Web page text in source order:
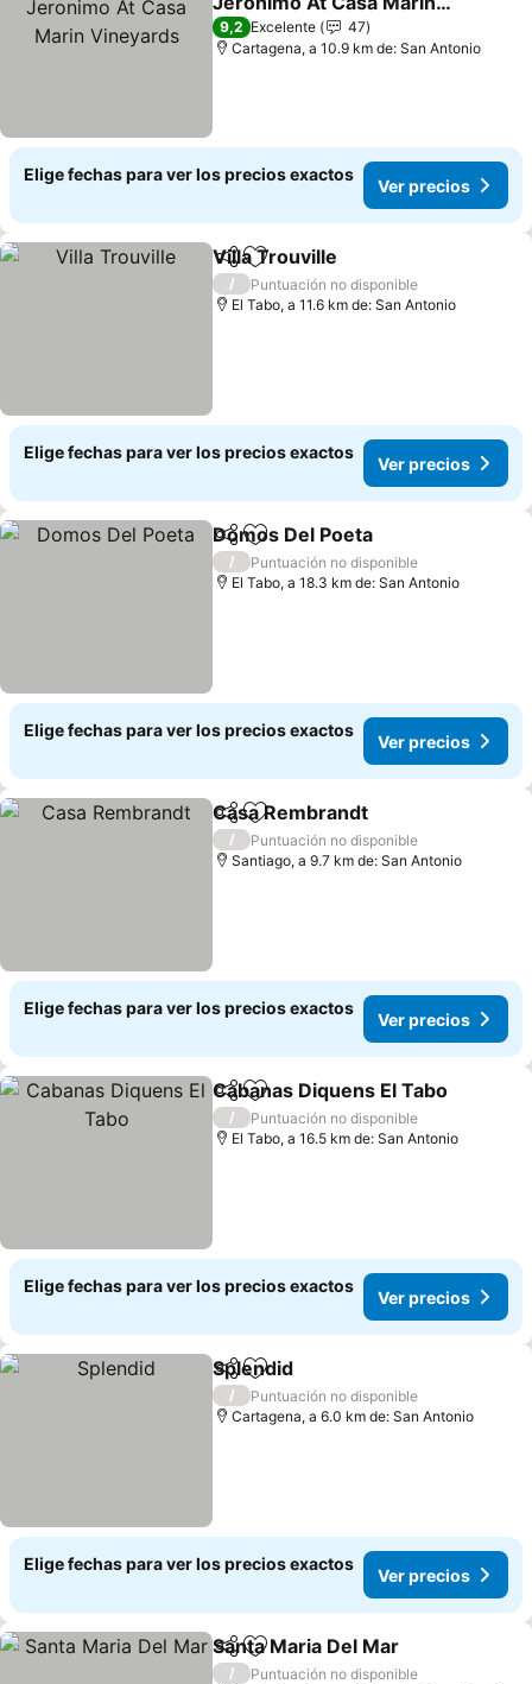
Vineyards
Ver precios
9,2 Excelente
47
Cartagena, a 10.9 km de: San Antonio
Elige fechas para ver los precios exactos
Ver precios
CompartirAgregar a favoritos
Villa Trouville
/
Puntuación no disponible
El Tabo, a 11.6 km de: San Antonio
Elige fechas para ver los precios exactos
Ver precios
CompartirAgregar a favoritos
Domos Del Poeta
/
Puntuación no disponible
El Tabo, a 18.3 km de: San Antonio
Elige fechas para ver los precios exactos
Ver precios
CompartirAgregar a favoritos
Casa Rembrandt
/
Puntuación no disponible
Santiago, a 9.7 km de: San Antonio
Elige fechas para ver los precios exactos
Ver precios
CompartirAgregar a favoritos
Cabanas Diquens El Tabo
/
Puntuación no disponible
El Tabo, a 16.5 km de: San Antonio
Elige fechas para ver los precios exactos
Ver precios
CompartirAgregar a favoritos
Splendid
/
Puntuación no disponible
Cartagena, a 6.0 km de: San Antonio
Elige fechas para ver los precios exactos
Ver precios
CompartirAgregar a favoritos
Santa Maria Del Mar
/
Puntuación no disponible